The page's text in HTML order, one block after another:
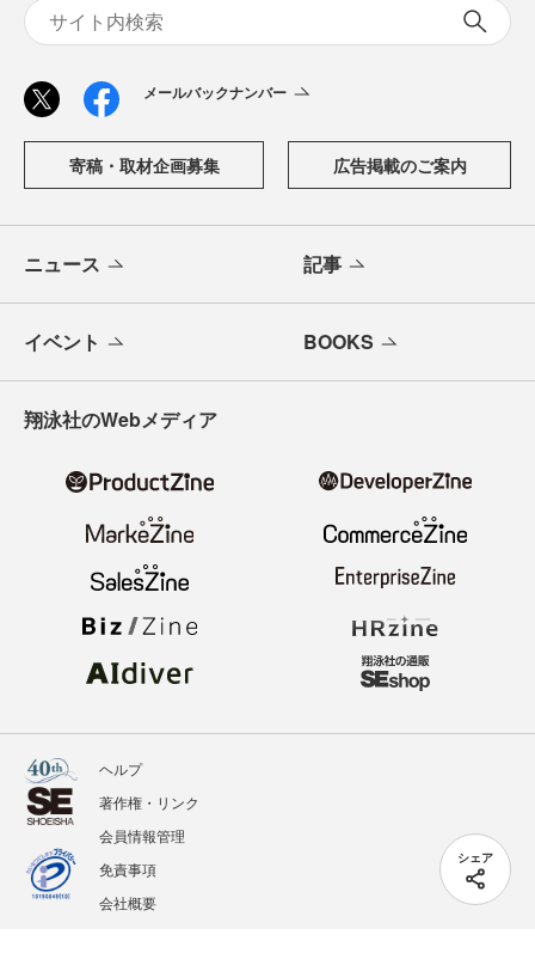
シェア
メールバックナンバー
寄稿・取材企画募集 広告掲載のご案内
ニュース 記事
イベント BOOKS
翔泳社のWebメディア
ヘルプ
著作権・リンク
会員情報管理
免責事項
会社概要